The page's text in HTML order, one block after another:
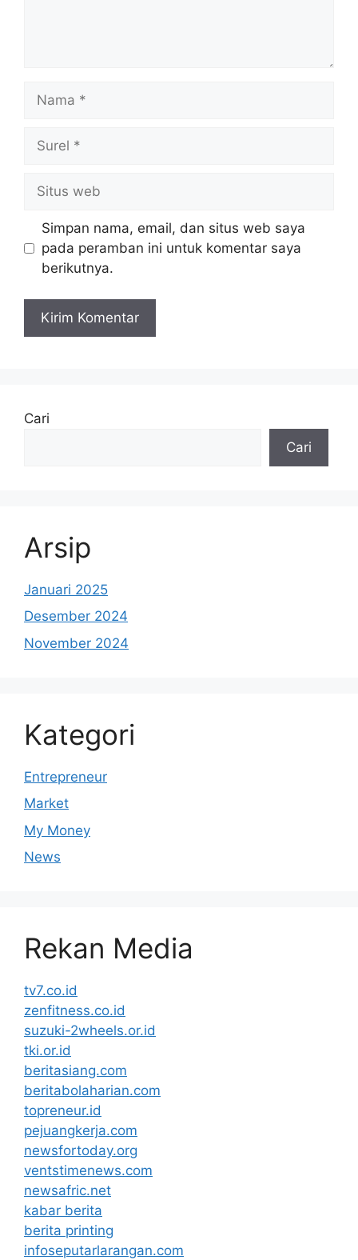
Nama
Surel
Situs
web
Simpan nama, email, dan situs web saya
pada peramban ini untuk komentar saya
berikutnya.
Cari
Cari
Arsip
Januari 2025
Desember 2024
November 2024
Kategori
Entrepreneur
Market
My Money
News
Rekan Media
tv7.co.id
zenfitness.co.id
suzuki-2wheels.or.id
tki.or.id
beritasiang.com
beritabolaharian.com
topreneur.id
pejuangkerja.com
newsfortoday.org
ventstimenews.com
newsafric.net
kabar berita
berita printing
infoseputarlarangan.com